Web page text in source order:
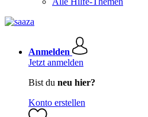
Anmelden
Jetzt anmelden
Bist du neu hier?
Konto erstellen